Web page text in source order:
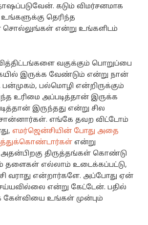
கடும் விமர்சனமாக
உங்களுக்கு தெரிந்த
என்று உங்களிடம்
வகுக்கும் பொறுப்பை
இருக்க வேண்டும் என்று நான்
பல்மொழி என்றிருக்கும்
உரிமை அப்படித்தான் இருக்க
இருந்தது என்று சில
எங்கே தவற விட்டோம்
எமர்ஜென்சியின் போது அதை
என்று
திருத்தங்கள் கொண்டு
தளைகள் எல்லாம் உடைக்கப்பட்டு,
வராது என்றார்களே. அப்போது ஏன்
என்று கேட்டேன். பதில்
உங்கள் முன்பும்